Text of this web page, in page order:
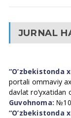
JURNAL
“O’zbekistonda
portali ommaviy
davlat ro’yxatidan
Guvohnoma:
“O’zbekistonda